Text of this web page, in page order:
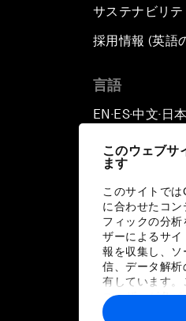
このウェブサ
ます
このサイトで
に合わせたコン
フィックの分
ザーによるサ
報を収集し、
信、データ解
有しています。
ユーザーが各
報や各パートナ
サステナビリ
採用情報 (英語
言語
EN ▪ ES▪中文▪ 日